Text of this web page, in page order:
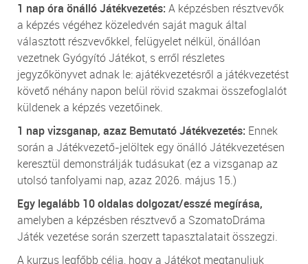
1 nap óra önálló Játékvezetés: A képzésben résztvevők
a képzés végéhez közeledvén saját maguk által
választott részvevőkkel, felügyelet nélkül, önállóan
vezetnek Gyógyító Játékot, s erről részletes
jegyzőkönyvet adnak le: ajátékvezetésről a játékvezetést
követő néhány napon belül rövid szakmai összefoglalót
küldenek a képzés vezetőinek.
1 nap vizsganap, azaz Bemutató Játékvezetés: Ennek
során a Játékvezető-jelöltek egy önálló Játékvezetésen
keresztül demonstrálják tudásukat (ez a vizsganap az
utolsó tanfolyami nap, azaz 2026. május 15.)
Egy legalább 10 oldalas dolgozat/esszé megírása,
amelyben a képzésben résztvevő a SzomatoDráma
Játék vezetése során szerzett tapasztalatait összegzi.
A kurzus legfőbb célja, hogy a Játékot megtanuljuk